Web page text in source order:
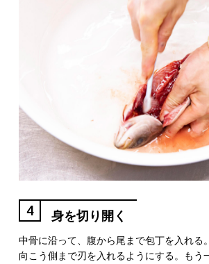
4 身を切り開く
中骨に沿って、腹から尾まで包丁を入れる
向こう側まで刃を入れるようにする。もう